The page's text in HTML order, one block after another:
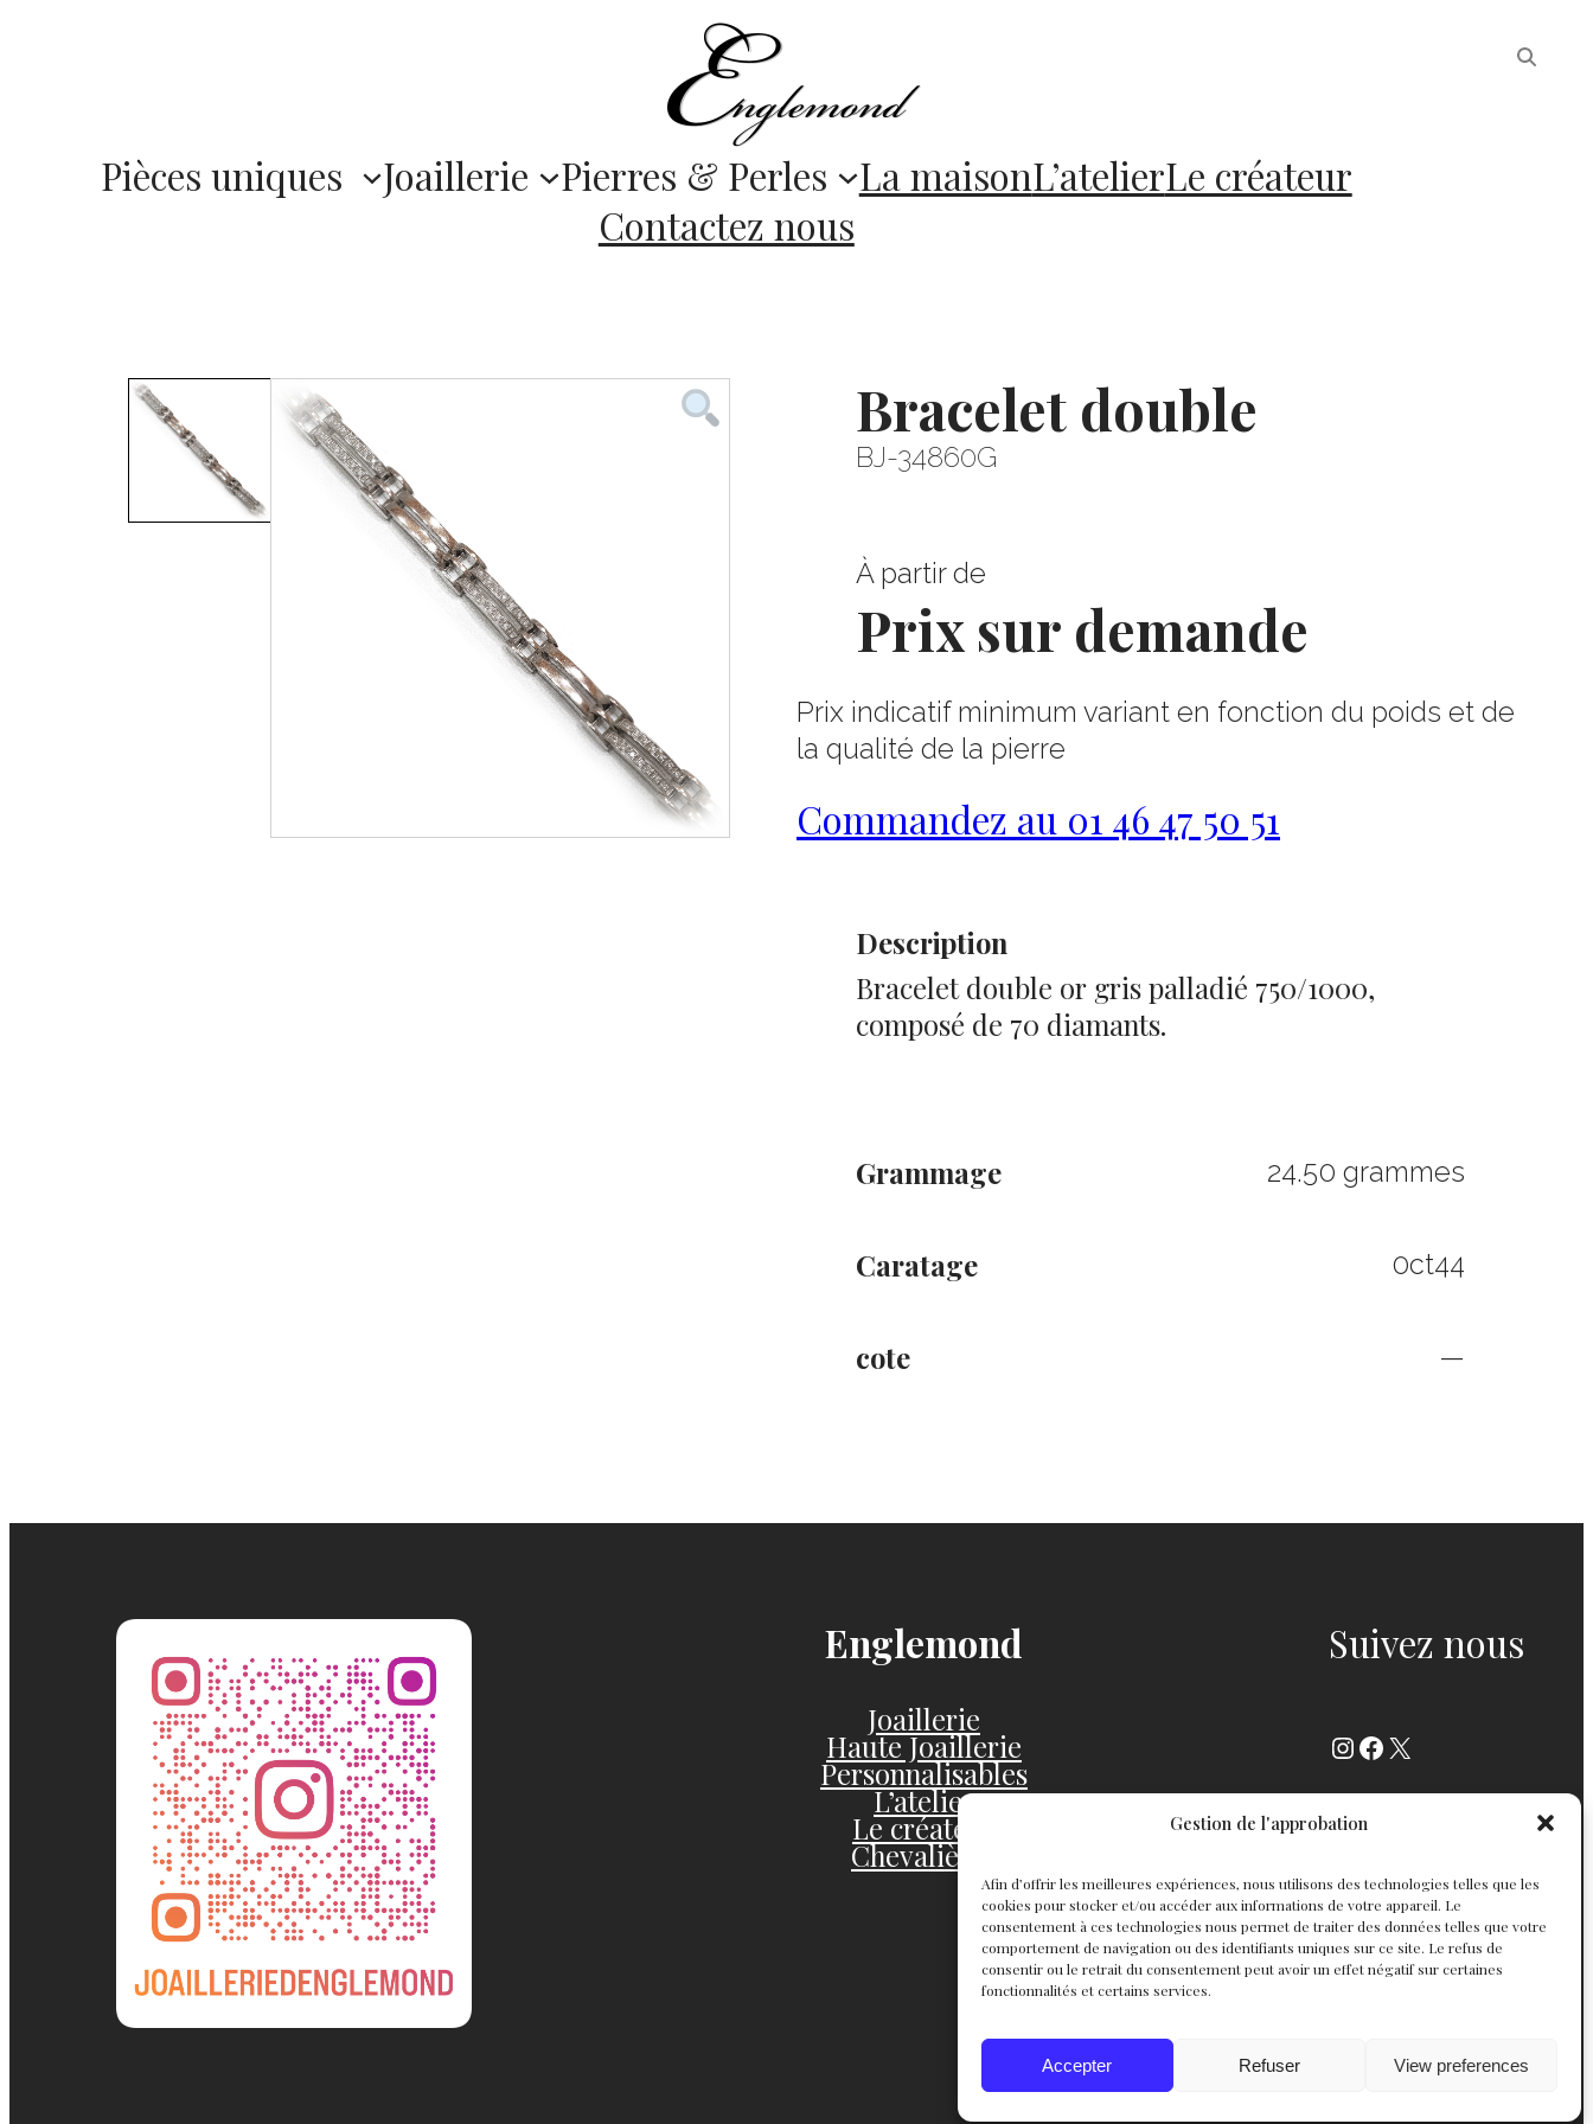
Gestion de l'approbation
Afin d’offrir les meilleures expériences, nous utilisons des technologies telles que les
cookies pour stocker et/ou accéder aux informations de votre appareil. Le
consentement à ces technologies nous permet de traiter des données telles que votre
comportement de navigation ou des identifiants uniques sur ce site. Le refus de
consentir ou le retrait du consentement peut avoir un effet négatif sur certaines
fonctionnalités et certains services.
Accepter Refuser View preferences
Pièces uniques Joaillerie Pierres & Perles La maisonL’atelierLe créateur
Contactez nous
Bracelet double
BJ-34860G
À partir de
Prix sur demande
Prix indicatif minimum variant en fonction du poids et de
la qualité de la pierre
Commandez au 01 46 47 50 51
Description
Bracelet double or gris palladié 750/1000,
composé de 70 diamants.
Grammage 24.50 grammes
Caratage 0ct44
cote —
Englemond
Joaillerie
Haute Joaillerie
Personnalisables
L’atelier
Le créateur
Chevalières
Suivez nous
Instagram
Facebook
X